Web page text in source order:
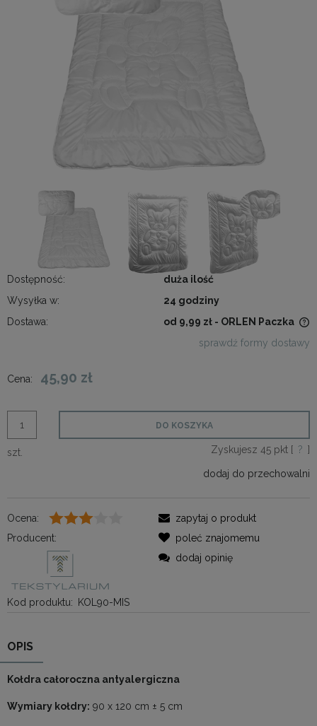
Dostępność:
duża ilość
Wysyłka w:
24 godziny
Dostawa:
od 9,99 zł - ORLEN Paczka
sprawdź formy dostawy
Cena: 45,90 zł
szt.
DO KOSZYKA
Zyskujesz 45pkt [ ? ]
dodaj do przechowalni
Ocena:
Producent:
Kod produktu: KOL90-MIS
zapytaj o produkt
poleć znajomemu
dodaj opinię
OPIS
Kołdra całoroczna antyalergiczna
Wymiary kołdry: 90 x 120 cm ± 5 cm